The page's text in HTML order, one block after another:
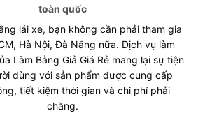
toàn quốc
lái xe, bạn không cần phải tham gia
Hà Nội, Đà Nẵng nữa. Dịch vụ làm
Làm Bằng Giả Giá Rẻ mang lại sự tiện
dùng với sản phẩm được cung cấp
tiết kiệm thời gian và chi phí phải
chăng.